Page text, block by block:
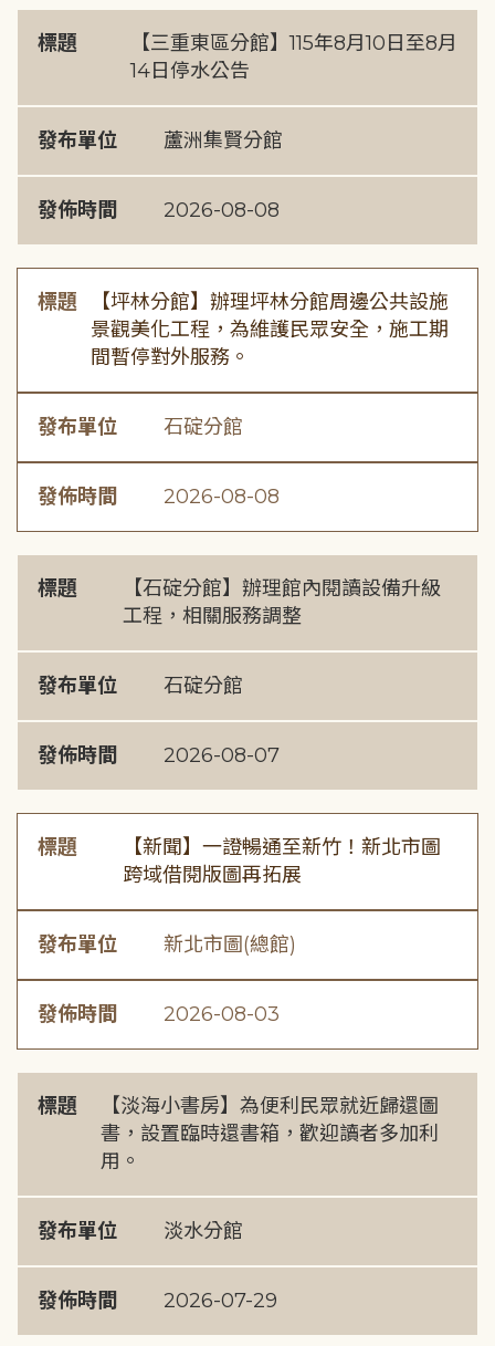
標題
【三重東區分館】115年8月10日至8月
14日停水公告
發布單位 蘆洲集賢分館
發佈時間 2026-08-08
標題
【坪林分館】辦理坪林分館周邊公共設施
景觀美化工程，為維護民眾安全，施工期
間暫停對外服務。
發布單位 石碇分館
發佈時間 2026-08-08
標題
【石碇分館】辦理館內閱讀設備升級
工程，相關服務調整
發布單位 石碇分館
發佈時間 2026-08-07
標題
【新聞】一證暢通至新竹！新北市圖
跨域借閱版圖再拓展
發布單位 新北市圖(總館)
發佈時間 2026-08-03
標題
【淡海小書房】為便利民眾就近歸還圖
書，設置臨時還書箱，歡迎讀者多加利
用。
發布單位 淡水分館
發佈時間 2026-07-29